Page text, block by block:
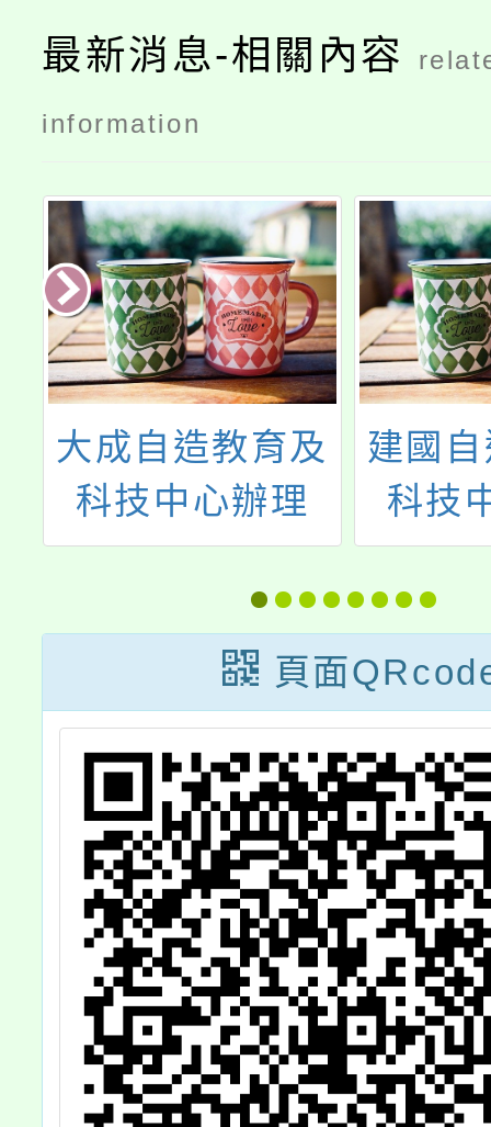
最新消息-相關內容
information
建國自造教育及
科技中心計畫
114學年度四月
份教師增能研習
114年
小學
進方
能研習
及教
課程
至
頁面